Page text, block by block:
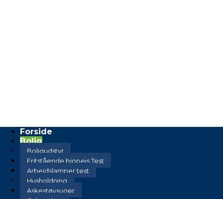
Forside
Bolig
Boligudstyr
Fritstående biopejs Test
Arbejdslamper test
Husholdning
Askestøvsuger